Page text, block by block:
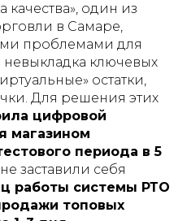
качества», один из
в Самаре,
проблемами для
невыкладка ключевых
остатки,
Для решения этих
цифровой
магазином
периода в 5
заставили себя
работы системы РТО
топовых